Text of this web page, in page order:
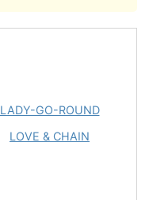
LADY-GO-ROUND
LOVE & CHAIN